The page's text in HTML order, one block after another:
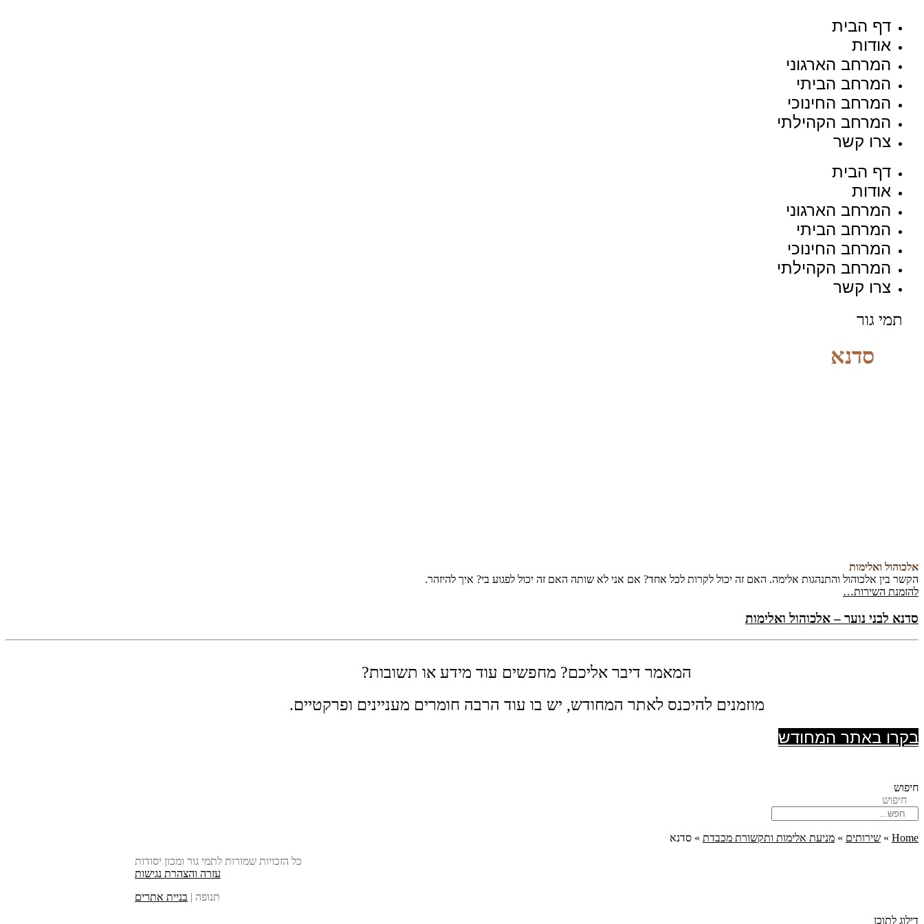
דף הבית
אודות
המרחב הארגוני
המרחב הביתי
המרחב החינוכי
המרחב הקהילתי
צרו קשר
דף הבית
אודות
המרחב הארגוני
המרחב הביתי
המרחב החינוכי
המרחב הקהילתי
צרו קשר
תמי גור
סדנא
אלכוהול ואלימות
הקשר בין אלכוהול והתנהגות אלימה. האם זה יכול לקרות לכל אחד? אם אני לא שותה האם זה יכול לפגוע בי? איך להיזהר.
להזמנת השירות…
סדנא לבני נוער – אלכוהול ואלימות
המאמר דיבר אליכם? מחפשים עוד מידע או תשובות?
מוזמנים להיכנס לאתר המחודש, יש בו עוד הרבה חומרים מעניינים ופרקטיים.
בקרו באתר המחודש
חיפוש
חיפוש
Home
» שירותים » מניעת אלימות ותקשורת מכבדת » סדנא
כל הזכויות שמורות לתמי גור ומכון יסודות
עזרה והצהרת נגישות
תנופה | בניית אתרים
דילוג לתוכן